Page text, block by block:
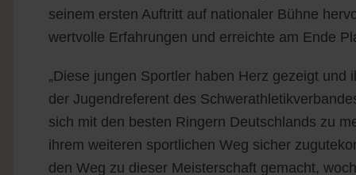
seinem ersten Auftritt auf nationaler Bühne
wertvolle Erfahrungen und erreichte am Ende
„Diese jungen Sportler haben Herz gezeigt
der Jugendreferent des
sich mit den besten Ringern Deutschlands zu
ihrem weiteren sportlichen Weg sicher
den Weg zu dieser Meisterschaft gemacht,